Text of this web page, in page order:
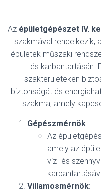
Az épületgépészet IV.
szakmával rendelkezik,
épületek műszaki
és karbantartásán.
szakterületeken
biztonságát és
szakma, amely
Gépészmérnök:
Az
amely az
víz- és
Villamosmérnök: